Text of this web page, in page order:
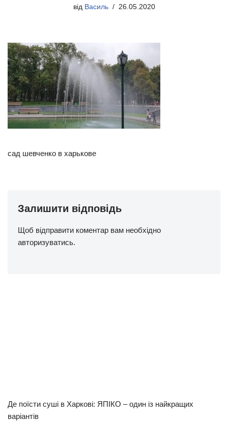
від Василь 26.05.2020
сад шевченко в харькове
Залишити відповідь
Щоб відправити коментар вам необхідно
авторизуватись.
Де поїсти суші в Харкові: ЯПІКО – один із найкращих
варіантів